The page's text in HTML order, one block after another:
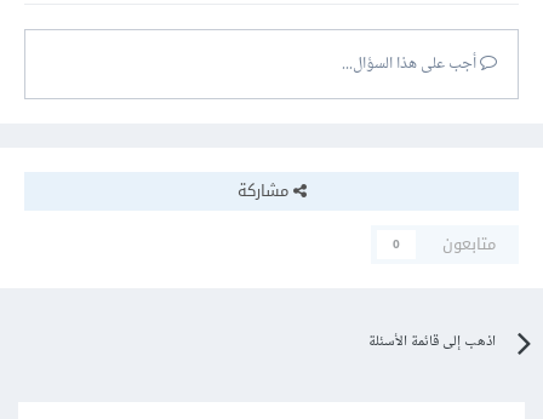
أجب على هذا السؤال...
مشاركة
متابعون
0
اذهب إلى قائمة الأسئلة